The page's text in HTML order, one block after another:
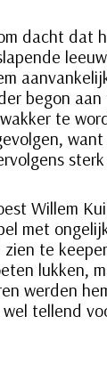
dacht dat
begon
te
sterk
Willem
met
zien te
lukken,
werden
tellend